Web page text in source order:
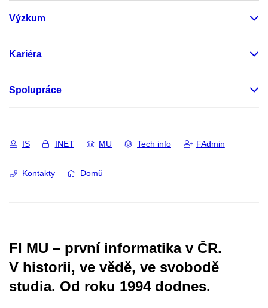
Výzkum
Kariéra
Spolupráce
IS INET MU Tech info FAdmin
Kontakty Domů
FI MU – první informatika v ČR.
V historii, ve vědě, ve svobodě
studia. Od roku 1994 dodnes.